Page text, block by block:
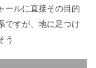
ールに直接その目的
ですが、地に足つけ
う